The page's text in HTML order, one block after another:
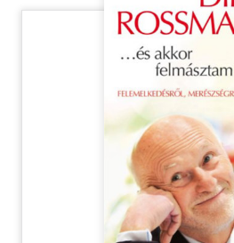
Szótár, nyelvkönyv
Tankönyv, segédkönyv
Társadalomtudomány